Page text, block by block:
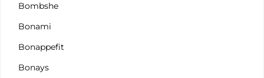
Bombshe
Bonami
Bonappefit
Bonays